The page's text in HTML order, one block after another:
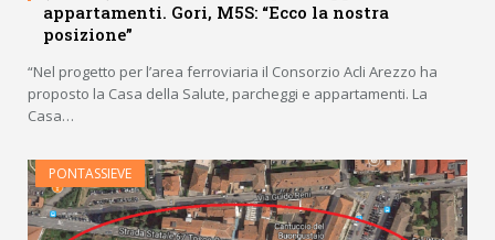
appartamenti. Gori, M5S: “Ecco la nostra
posizione”
“Nel progetto per l’area ferroviaria il Consorzio Acli Arezzo ha
proposto la Casa della Salute, parcheggi e appartamenti. La
Casa…
PONTASSIEVE